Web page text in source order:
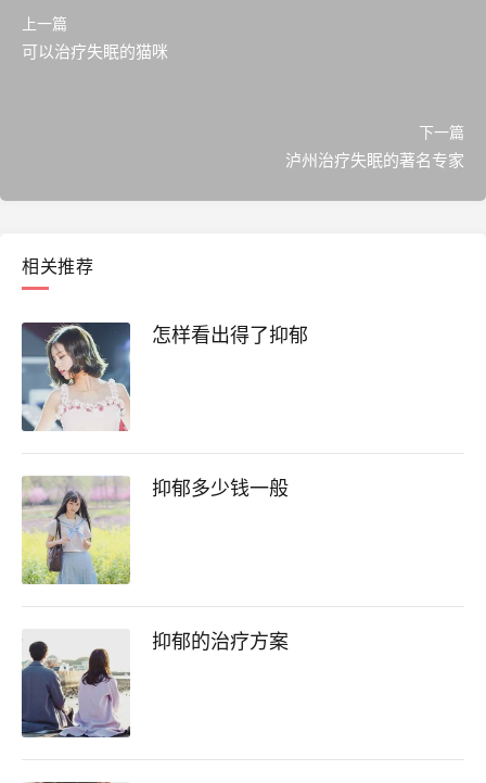
上一篇
可以治疗失眠的猫咪
下一篇
泸州治疗失眠的著名专家
相关推荐
怎样看出得了抑郁
抑郁多少钱一般
抑郁的治疗方案